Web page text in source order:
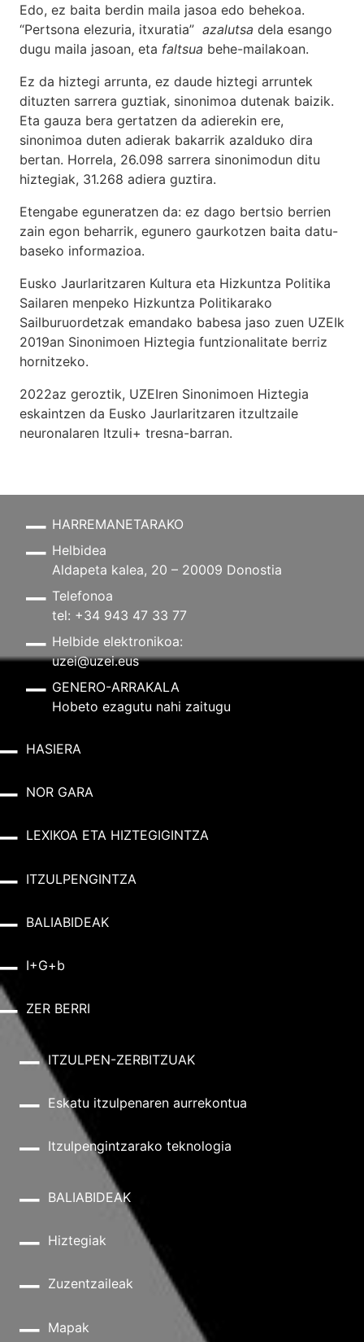
Edo, ez baita berdin maila jasoa edo behekoa.
“Pertsona elezuria, itxuratia” azalutsa dela esango
dugu maila jasoan, eta faltsua behe-mailakoan.
Ez da hiztegi arrunta, ez daude hiztegi arruntek
dituzten sarrera guztiak, sinonimoa dutenak baizik.
Eta gauza bera gertatzen da adierekin ere,
sinonimoa duten adierak bakarrik azalduko dira
bertan. Horrela, 26.098 sarrera sinonimodun ditu
hiztegiak, 31.268 adiera guztira.
Etengabe eguneratzen da: ez dago bertsio berrien
zain egon beharrik, egunero gaurkotzen baita datu-
baseko informazioa.
Eusko Jaurlaritzaren Kultura eta Hizkuntza Politika
Sailaren menpeko Hizkuntza Politikarako
Sailburuordetzak emandako babesa jaso zuen UZEIk
2019an Sinonimoen Hiztegia funtzionalitate berriz
hornitzeko.
2022az geroztik, UZEIren Sinonimoen Hiztegia
eskaintzen da Eusko Jaurlaritzaren itzultzaile
neuronalaren Itzuli+ tresna-barran.
HARREMANETARAKO
Helbidea
Aldapeta kalea, 20 – 20009 Donostia
Telefonoa
tel: +34 943 47 33 77
Helbide elektronikoa:
uzei@uzei.eus
GENERO-ARRAKALA
Hobeto ezagutu nahi zaitugu
HASIERA
NOR GARA
LEXIKOA ETA HIZTEGIGINTZA
ITZULPENGINTZA
BALIABIDEAK
I+G+b
ZER BERRI
ITZULPEN-ZERBITZUAK
Eskatu itzulpenaren aurrekontua
Itzulpengintzarako teknologia
BALIABIDEAK
Hiztegiak
Zuzentzaileak
Mapak